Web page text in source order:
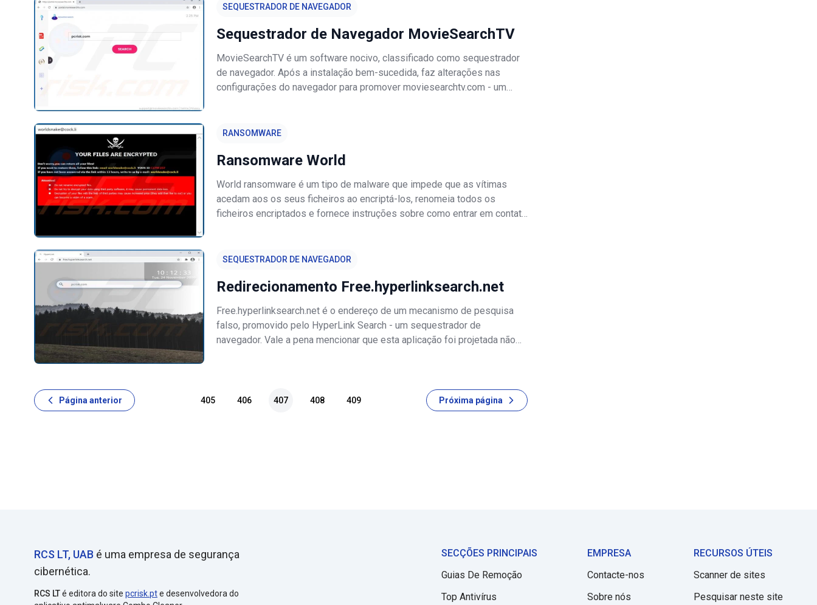
fotos) a usar a câmara
SEQUESTRADOR DE NAVEGADOR
Sequestrador de Navegador MovieSearchTV
MovieSearchTV é um software nocivo, classificado como sequestrador
de navegador. Após a instalação bem-sucedida, faz alterações nas
configurações do navegador para promover moviesearchtv.com - um
RANSOMWARE
Ransomware World
World ransomware é um tipo de malware que impede que as vítimas
acedam aos os seus ficheiros ao encriptá-los, renomeia todos os
ficheiros encriptados e fornece instruções sobre como entrar em contato
SEQUESTRADOR DE NAVEGADOR
Redirecionamento Free.hyperlinksearch.net
Free.hyperlinksearch.net é o endereço de um mecanismo de pesquisa
falso, promovido pelo HyperLink Search - um sequestrador de
navegador. Vale a pena mencionar que esta aplicação foi projetada não
Página anterior 405 406 407 408 409 Próxima página
RCS LT, UAB é uma empresa de segurança
cibernética.
RCS LTé editora do site pcrisk.pte desenvolvedora do
SECÇÕES PRINCIPAIS
Guias De Remoção
Top Antivírus
EMPRESA
Contacte-nos
Sobre nós
RECURSOS ÚTEIS
Scanner de sites
Pesquisar neste site